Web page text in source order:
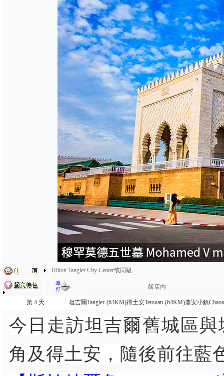
Hilton Tangier City Center或同級
飯店內
第 4 天 坦吉爾Tangier-(63KM)得土安Tetouan-(64KM)蕭安小鎮
今日走訪坦吉爾舊城區
角及得土安，隨後前往藍